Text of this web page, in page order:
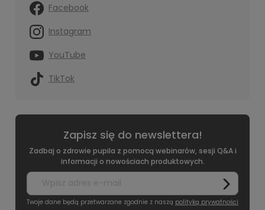
Facebook
Instagram
YouTube
TikTok
Zapisz się do newslettera!
Zadbaj o zdrowie pupila z pomocą webinarów, sesji Q&A i
informacji o nowościach produktowych.
Twoje dane będą przetwarzane zgodnie z naszą polityką prywatności